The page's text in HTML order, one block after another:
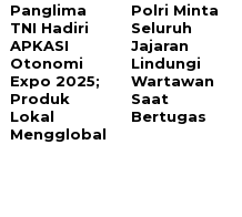
Panglima
TNI Hadiri
APKASI
Otonomi
Expo 2025;
Produk
Lokal
Mengglobal
Polri Minta
Seluruh
Jajaran
Lindungi
Wartawan
Saat
Bertugas